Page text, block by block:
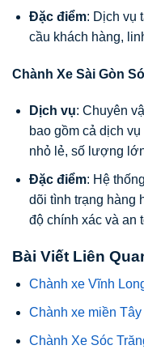
Đặc điểm: Dịch vụ
cầu khách hàng,
Chành Xe Sài Gòn
Dịch vụ: Chuyên
bao gồm cả dịch
nhỏ lẻ, số lượng
Đặc điểm: Hệ
dõi tình trạng hàng
độ chính xác và an
Bài Viết Liên
Chành xe Vĩnh
Chành xe miền Tây
Chành Xe Sóc